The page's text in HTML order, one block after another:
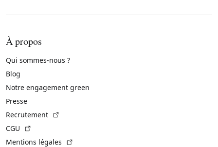
À propos
Qui sommes-nous ?
Blog
Notre engagement green
Presse
Recrutement
CGU
Mentions légales